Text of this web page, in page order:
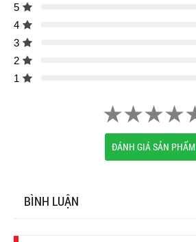
5
4
3
2
1
ĐÁNH GIÁ SẢN PHẨM
BÌNH LUẬN